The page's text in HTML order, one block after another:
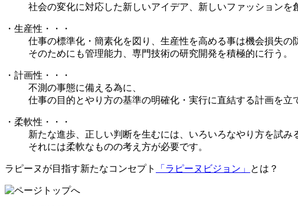
社会の変化に対応した新しいアイデア、新しいファッションを
・生産性 ・・・
仕事の標準化・簡素化を図り、生産性を高める事は機会損失の
そのためにも管理能力、専門技術の研究開発を積極的に行う。
・計画性 ・・・
不測の事態に備える為に、
仕事の目的とやり方の基準の明確化・実行に直結する計画を立
・柔軟性 ・・・
新たな進歩、正しい判断を生むには、いろいろなやり方を試み
それには柔軟なものの考え方が必要です。
ラピーヌが目指す新たなコンセプト 「ラピーヌビジョン」 とは？